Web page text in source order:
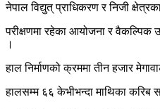
नेपाल विद्युत् प्राधिकरण र निजी
परीक्षणमा रहेका आयोजना र वैकल्पिक
।
हाल निर्माणको क्रममा तीन हजार
हालसम्म ६६ केभीभन्दा माथिका करिब